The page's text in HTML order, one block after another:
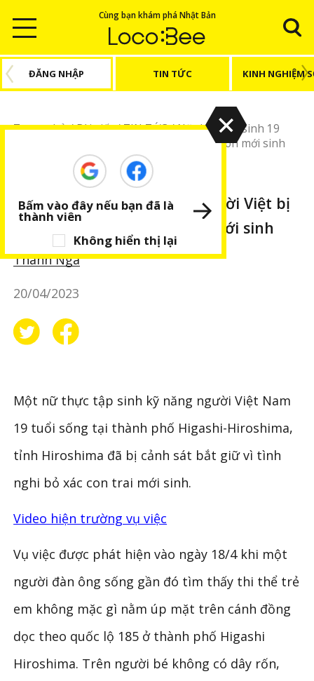
Cùng bạn khám phá Nhật Bản
ĐĂNG NHẬP TIN TỨC KINH NGHIỆM
Trang chủ/Bài viết/TIN TỨC/Nữ thực tập sinh 19
tuổi người Việt bị bắt vì nghi ngờ bỏ xác con mới sinh
BÀI VIẾT NỔI BẬT
Nữ thực tập sinh 19 tuổi người Việt bị
bắt vì nghi ngờ bỏ xác con mới sinh
Thanh Nga
20/04/2023
Một nữ thực tập sinh kỹ năng người Việt Nam
19 tuổi sống tại thành phố Higashi-Hiroshima,
tỉnh Hiroshima đã bị cảnh sát bắt giữ vì tình
nghi bỏ xác con trai mới sinh.
Video hiện trường vụ việc
Vụ việc được phát hiện vào ngày 18/4 khi một
người đàn ông sống gần đó tìm thấy thi thể trẻ
em không mặc gì nằm úp mặt trên cánh đồng
dọc theo quốc lộ 185 ở thành phố Higashi
Hiroshima. Trên người bé không có dây rốn,
Không hiển thị lại
Bấm vào đây nếu bạn đã là
thành viên